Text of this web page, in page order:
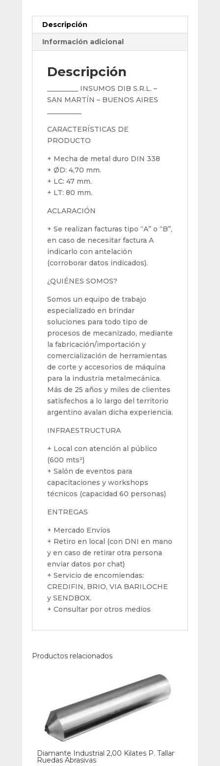
Cortes
4,70
Mm.
Descripción
Información adicional
Descripción
_________ INSUMOS DIB S.R.L. –
SAN MARTÍN – BUENOS AIRES
CARACTERÍSTICAS DE
PRODUCTO
+ Mecha de metal duro DIN 338
+ ØD: 4,70 mm.
+ LC: 47 mm.
+ LT: 80 mm.
ACLARACIÓN
+ Se realizan facturas tipo “A” o “B”,
en caso de necesitar factura A
indicarlo con antelación
(corroborar datos indicados).
¿QUIÉNES SOMOS?
Somos un equipo de trabajo
especializado en brindar
soluciones para todo tipo de
procesos de mecanizado, mediante
la fabricación/importación y
comercialización de herramientas
de corte y accesorios de máquina
para la industria metalmecánica.
Más de 25 años y miles de clientes
satisfechos a lo largo del territorio
argentino avalan dicha experiencia.
INFRAESTRUCTURA
+ Local con atención al público
(600 mts²)
+ Salón de eventos para
capacitaciones y workshops
técnicos (capacidad 60 personas)
ENTREGAS
+ Mercado Envíos
+ Retiro en local (con DNI en mano
y en caso de retirar otra persona
enviar datos por chat)
+ Servicio de encomiendas:
CREDIFIN, BRIO, VIA BARILOCHE
y SENDBOX.
+ Consultar por otros medios
Productos relacionados
Diamante Industrial 2,00 Kilates P. Tallar
Ruedas Abrasivas